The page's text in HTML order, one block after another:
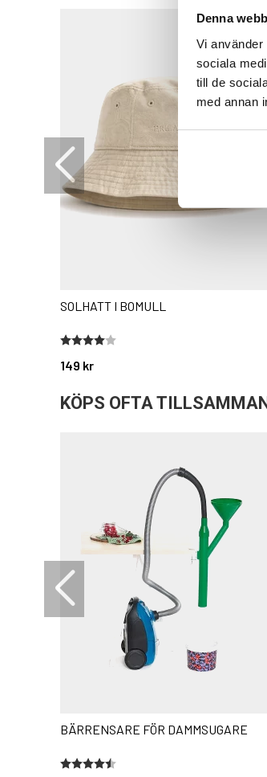
Denna
Vi använder
sociala
till de
med annan
SOLHATT I BOMULL
149 kr
Betyg:
4.0 utav 5 stjärnor
KÖPS OFTA
BÄRRENSARE FÖR DAMMSUGARE
Betyg:
4.7 utav 5 stjärnor